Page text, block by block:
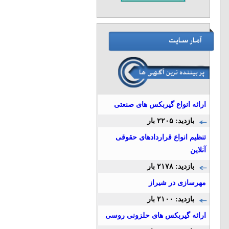
ارائه انواع گیربکس های صنعتی
بازدید: ۲۲۰۵ بار
تنظیم انواع قراردادهای حقوقی
آنلاین
بازدید: ۲۱۷۸ بار
مهرسازی در شیراز
بازدید: ۲۱۰۰ بار
ارائه گیربکس های حلزونی روسی